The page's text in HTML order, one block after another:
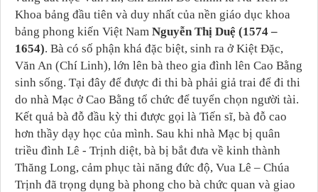
Khoa bảng đầu tiên và duy nhất của nền giáo dục khoa
bảng phong kiến Việt Nam Nguyễn Thị Duệ (1574 –
1654). Bà có số phận khá đặc biệt, sinh ra ở Kiệt Đặc,
Văn An (Chí Linh), lớn lên bà theo gia đình lên Cao Bằng
sinh sống. Tại đây để được đi thi bà phải giả trai để đi thi
do nhà Mạc ở Cao Bằng tổ chức để tuyển chọn người tài.
Kết quả bà đỗ đầu kỳ thi được gọi là Tiến sĩ, bà đỗ cao
hơn thầy dạy học của mình. Sau khi nhà Mạc bị quân
triều đình Lê - Trịnh diệt, bà bị bắt đưa về kinh thành
Thăng Long, cảm phục tài năng đức độ, Vua Lê – Chúa
Trịnh đã trọng dụng bà phong cho bà chức quan và giao